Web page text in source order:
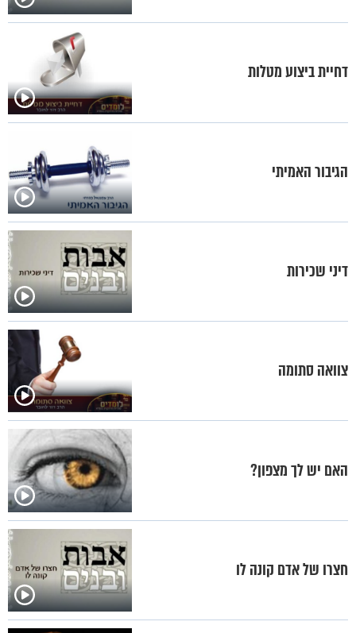
דחיית ביצוע מטלות
הגיבור האמיתי
דיני שכירות
צוואה סתומה
האם יש לך מצפון?
חצרו של אדם קונה לו